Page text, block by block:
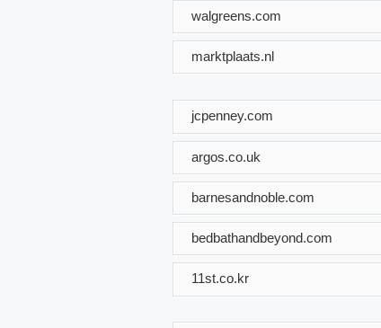
walgreens.com
marktplaats.nl
jcpenney.com
argos.co.uk
barnesandnoble.com
bedbathandbeyond.com
11st.co.kr